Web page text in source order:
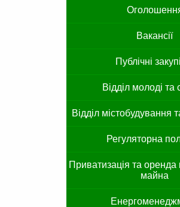
Вакансії
Публічні
Відділ молоді та
Відділ містобудування
Регуляторна
Приватизація та оренда
майна